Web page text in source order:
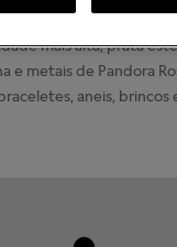
finalizadas
mais alta, prata
e metais de Pandora
aneis, brincos